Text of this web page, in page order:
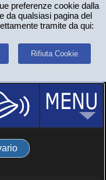
preferenze cookie dalla
da qualsiasi pagina del
tramite da qui:
Rifiuta Cookie